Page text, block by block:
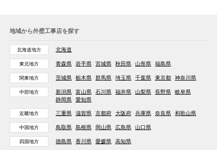
地域から外壁工事店を探す
北海道地方 北海道
東北地方 青森県 岩手県 宮城県 秋田県 山形県 福島県
関東地方 茨城県 栃木県 群馬県 埼玉県 千葉県 東京都 神奈川県
中部地方 新潟県 富山県 石川県 福井県 山梨県 長野県
岐阜県
静岡県
愛知県
近畿地方 三重県 滋賀県 京都府 大阪府 兵庫県 奈良県 和歌山県
中国地方 鳥取県 島根県 岡山県 広島県 山口県
四国地方 徳島県 香川県 愛媛県 高知県